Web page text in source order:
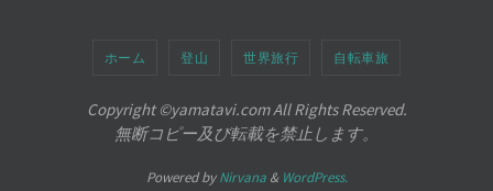
ホーム 登山 世界旅行 自転車旅
Copyright ©︎yamatavi.com All Rights Reserved.
無断コピー及び転載を禁止します。
Powered byNirvana& WordPress.